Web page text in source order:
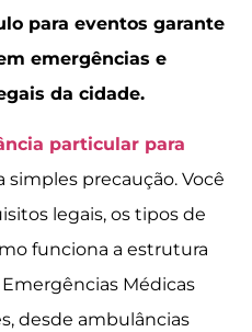
para eventos garante
emergências e
da cidade.
particular para
simples precaução. Você
legais, os tipos de
funciona a estrutura
Médicas
desde ambulâncias